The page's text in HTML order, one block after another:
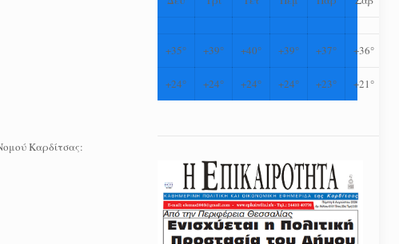
Καρδίτσας:
+35° +39° +40° +39° +37° +36°
+24° +24° +24° +24° +23° +21°